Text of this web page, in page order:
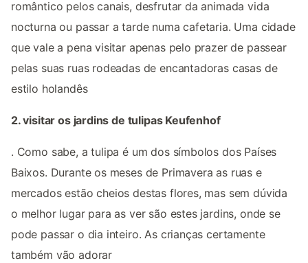
romântico pelos canais, desfrutar da animada vida
nocturna ou passar a tarde numa cafetaria. Uma cidade
que vale a pena visitar apenas pelo prazer de passear
pelas suas ruas rodeadas de encantadoras casas de
estilo holandês
2. visitar os jardins de tulipas Keufenhof
. Como sabe, a tulipa é um dos símbolos dos Países
Baixos. Durante os meses de Primavera as ruas e
mercados estão cheios destas flores, mas sem dúvida
o melhor lugar para as ver são estes jardins, onde se
pode passar o dia inteiro. As crianças certamente
também vão adorar